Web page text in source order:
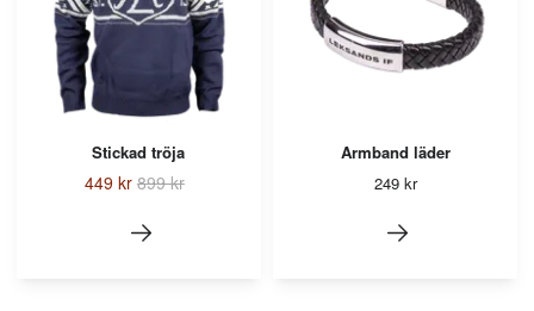
Stickad tröja
449 kr 899 kr
Armband läder
249 kr